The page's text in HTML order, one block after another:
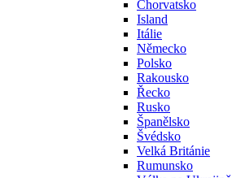
Chorvatsko
Island
Itálie
Německo
Polsko
Rakousko
Řecko
Rusko
Španělsko
Švédsko
Velká Británie
Rumunsko